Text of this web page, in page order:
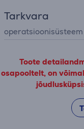
Tarkvara
operatsioonisüsteem
Toote
osapooltelt, on